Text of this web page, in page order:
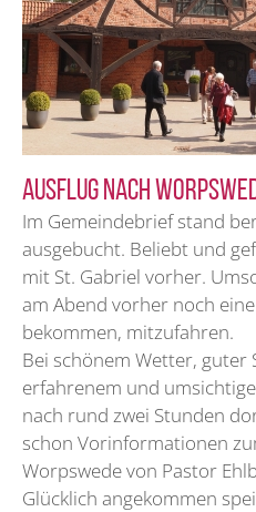
Ausflug nach
Im Gemeindebrief stand
ausgebucht. Beliebt und
mit St. Gabriel vorher.
am Abend vorher noch
bekommen, mitzufahren.
Bei schönem Wetter,
erfahrenem und
nach rund zwei Stunden
schon Vorinformationen
Worpswede von Pastor
Glücklich angekommen